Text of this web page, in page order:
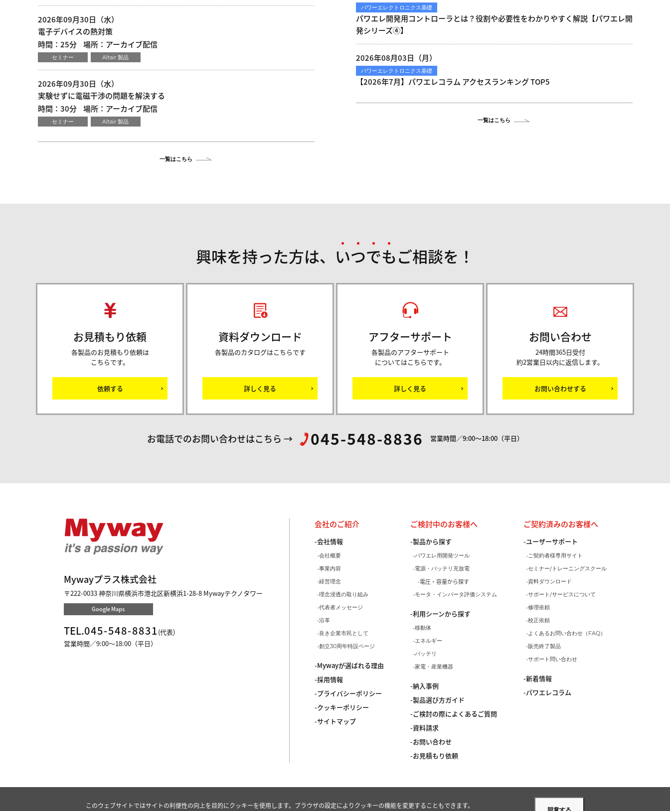
2026年09月30日（水）
電子デバイスの熱対策
時間：25分
場所：アーカイブ配信
セミナー Altair 製品
2026年09月30日（水）
実験せずに電磁干渉の問題を解決する
時間：30分
場所：アーカイブ配信
セミナー Altair 製品
一覧はこちら
パワーエレクトロニクス基礎
パワエレ開発用コントローラとは？役割や必要性をわかりやすく解説【パワエレ開
発シリーズ④】
2026年08月03日（月）
パワーエレクトロニクス基礎
【2026年7月】パワエレコラム アクセスランキング TOP5
一覧はこちら
興味を持った方は、 いつでもご相談を！
お見積もり依頼
各製品のお見積もり依頼は
こちらです。
依頼する
資料ダウンロード
各製品のカタログはこちらです
詳しく見る
アフターサポート
各製品のアフターサポート
についてはこちらです。
詳しく見る
お問い合わせ
24時間365日受付
約2営業日以内に返信します。
お問い合わせする
お電話でのお問い合わせはこちら 045-548-8836 営業時間／9:00～18:00（平日）
Mywayプラス株式会社
〒222-0033神奈川県横浜市港北区新横浜1-28-8 Mywayテクノタワー
Google Maps
TEL.045-548-8831(代表)
営業時間／9:00～18:00（平日）
会社のご紹介
会社情報
会社概要
事業内容
経営理念
理念浸透の取り組み
代表者メッセージ
沿革
良き企業市民として
創立30周年特設ページ
Mywayが選ばれる理由
採用情報
プライバシーポリシー
クッキーポリシー
サイトマップ
ご検討中のお客様へ
製品から探す
パワエレ用開発ツール
電源・バッテリ充放電
電圧・容量から探す
モータ・インバータ評価システム
利用シーンから探す
移動体
エネルギー
バッテリ
家電・産業機器
納入事例
製品選び方ガイド
ご検討の際によくあるご質問
資料請求
お問い合わせ
お見積もり依頼
ご契約済みのお客様へ
ユーザーサポート
ご契約者様専用サイト
セミナー/トレーニングスクール
資料ダウンロード
サポート/サービスについて
修理依頼
校正依頼
よくあるお問い合わせ（FAQ）
販売終了製品
サポート問い合わせ
新着情報
パワエレコラム
このウェブサイトではサイトの利便性の向上を目的にクッキーを使用します。ブラウザの設定によりクッキーの機能を変更することもできます。